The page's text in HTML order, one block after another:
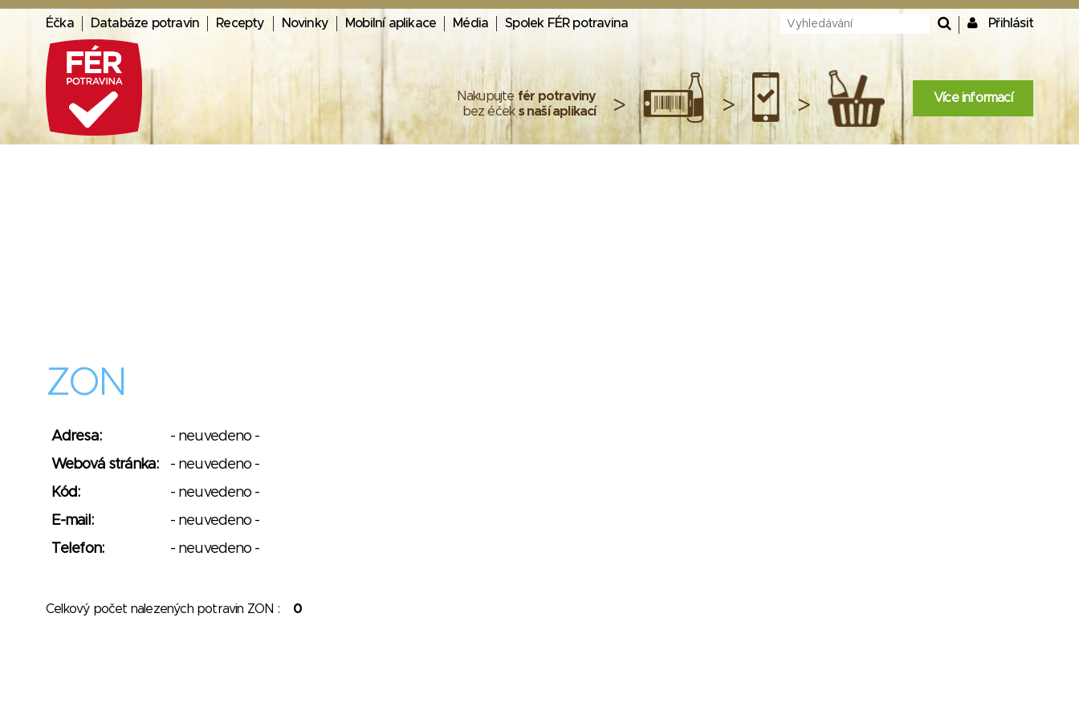
Éčka Databáze potravin Recepty Novinky Mobilní aplikace Média Spolek FÉR potravina Přihlásit
Nakupujte fér potraviny
bez éček s naší aplikací > > > Více informací
ZON
Adresa:
- neuvedeno -
Webová stránka:
- neuvedeno -
Kód:
- neuvedeno -
E-mail:
- neuvedeno -
Telefon:
- neuvedeno -
Celkový počet nalezených potravin ZON : 0